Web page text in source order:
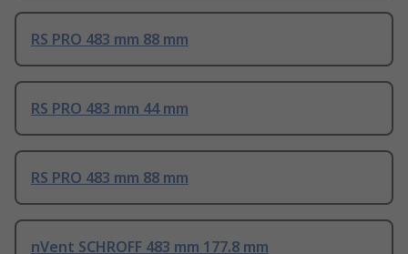
RS PRO 483 mm 88 mm
RS PRO 483 mm 44 mm
RS PRO 483 mm 88 mm
nVent SCHROFF 483 mm 177.8 mm